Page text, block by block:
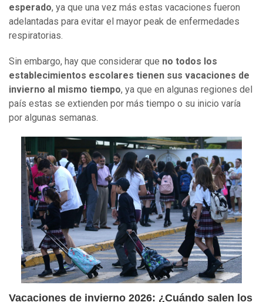
esperado, ya que una vez más estas vacaciones fueron
adelantadas para evitar el mayor peak de enfermedades
respiratorias.
Sin embargo, hay que considerar que no todos los
establecimientos escolares tienen sus vacaciones de
invierno al mismo tiempo, ya que en algunas regiones del
país estas se extienden por más tiempo o su inicio varía
por algunas semanas.
Vacaciones de invierno 2026: ¿Cuándo salen los